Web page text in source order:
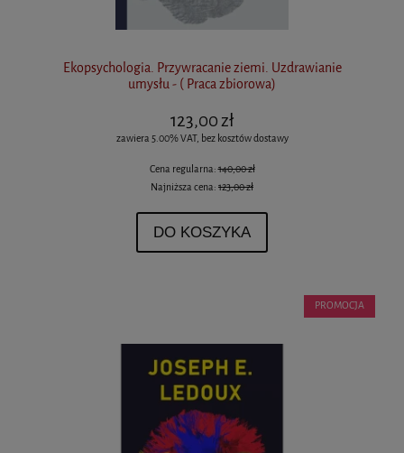
Ekopsychologia. Przywracanie ziemi. Uzdrawianie
umysłu - ( Praca zbiorowa)
123,00 zł
zawiera 5.00% VAT, bez kosztów dostawy
Cena regularna:140,00 zł
Najniższa cena: 123,00 zł
DO KOSZYKA
PROMOCJA